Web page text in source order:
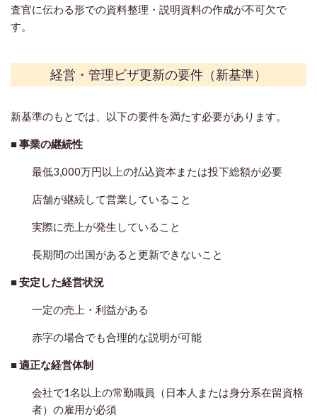
査官に伝わる形での資料整理・説明資料の作成が不可欠で
す。
経営・管理ビザ更新の要件（新基準）
新基準のもとでは、以下の要件を満たす必要があります。
■事業の継続性
最低3,000万円以上の払込資本または投下総額が必要
店舗が継続して営業していること
実際に売上が発生していること
長期間の出国があると更新できないこと
■安定した経営状況
一定の売上・利益がある
赤字の場合でも合理的な説明が可能
■適正な経営体制
会社で1名以上の常勤職員（日本人または身分系在留資格
者）の雇用が必須